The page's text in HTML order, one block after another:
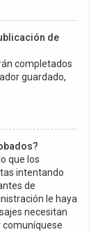
de
completados
guardado,
que los
intentando
de
le haya
necesitan
comuníquese